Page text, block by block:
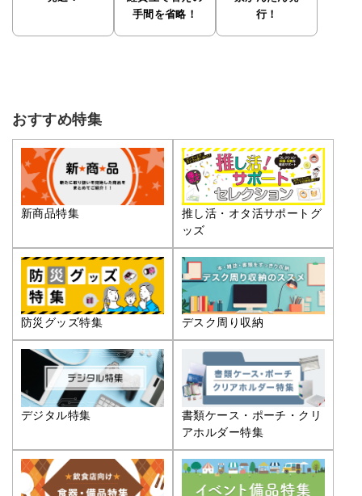
手間を省略！
行！
おすすめ特集
新商品特集
推し活・オタ活サポートグ
ッズ
防災グッズ特集 デスク周り収納
デジタル特集
書類ケース・ポーチ・クリ
アホルダー特集